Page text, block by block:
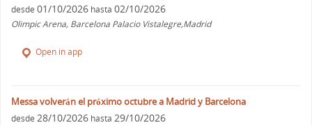
desde 01/10/2026 hasta 02/10/2026
Olimpic Arena, Barcelona Palacio Vistalegre,Madrid
Open in app
Messa volverán el próximo octubre a Madrid y Barcelona
desde 28/10/2026 hasta 29/10/2026